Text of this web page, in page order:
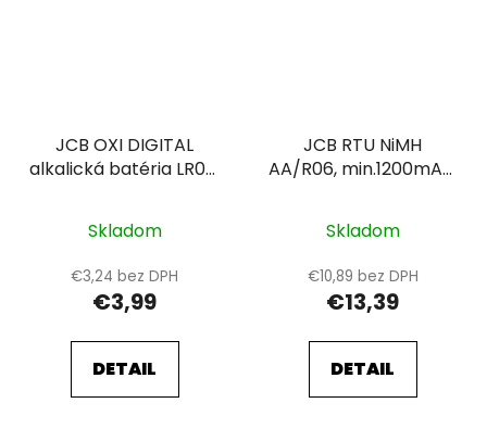
JCB OXI DIGITAL
alkalická batéria LR06,
Skladom
€3,24 bez DPH
€3,99
DETAIL
JCB RTU NiMH
AA/R06, min.1200mAh,
Skladom
€10,89 bez DPH
€13,39
DETAIL